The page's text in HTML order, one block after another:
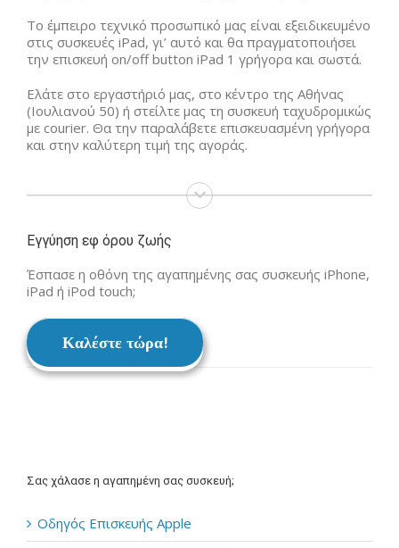
Το έμπειρο τεχνικό προσωπικό μας είναι εξειδικευμένο
στις συσκευές iPad, γι’ αυτό και θα πραγματοποιήσει
την επισκευή on/off button iPad 1 γρήγορα και σωστά.
Ελάτε στο εργαστήριό μας, στο κέντρο της Αθήνας
(Ιουλιανού 50) ή στείλτε μας τη συσκευή ταχυδρομικώς
με courier. Θα την παραλάβετε επισκευασμένη γρήγορα
και στην καλύτερη τιμή της αγοράς.
Εγγύηση εφ όρου ζωής
Έσπασε η οθόνη της αγαπημένης σας συσκευής iPhone,
iPad ή iPod touch;
Καλέστε τώρα!
Σας χάλασε η αγαπημένη σας συσκευή;
Οδηγός Επισκευής Apple